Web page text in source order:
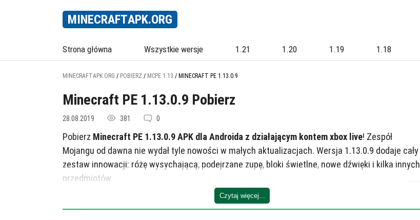
MINECRAFTAPK.ORG
Strona główna Wszystkie wersje 1.21 1.20 1.19 1.18
MINECRAFTAPK.ORG / POBIERZ / MCPE 1.13 / MINECRAFT PE 1.13.0.9
Minecraft PE 1.13.0.9 Pobierz
28.08.2019 381 0
Pobierz Minecraft PE 1.13.0.9 APK dla Androida z działającym kontem xbox live! Zespół
Mojangu od dawna nie wydał tyle nowości w małych aktualizacjach. Wersja 1.13.0.9 dodaje cały
zestaw innowacji: różę wysychającą, podejrzane zupę, bloki świetlne, nowe dźwięki i kilka innych
przedmiotów.
Jedną z ważnych zmian dotyczy wnętrza: od teraz gracz może zamontować ramę na górnej lub
Czytaj więcej...